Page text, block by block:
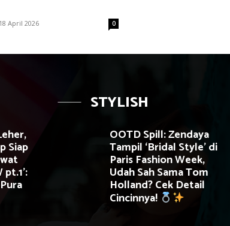
18 April 2026 0
Siap
STYLISH
OOTD Spill: Zendaya
Tampil ‘Bridal Style’ di
Paris Fashion Week,
Udah Sah Sama Tom
Holland? Cek Detail
Cincinnya!